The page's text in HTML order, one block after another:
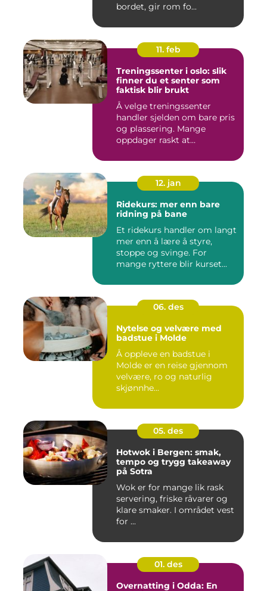
bordet, gir rom fo...
11. feb
Treningssenter i oslo: slik
finner du et senter som
faktisk blir brukt
Å velge treningssenter
handler sjelden om bare pris
og plassering. Mange
oppdager raskt at
12. jan
Ridekurs: mer enn bare
ridning på bane
Et ridekurs handler om langt
mer enn å lære å styre,
stoppe og svinge. For
mange ryttere blir kurset...
06. des
Nytelse og velvære med
badstue i Molde
Å oppleve en badstue i
Molde er en reise gjennom
velvære, ro og naturlig
skjønnhe...
05. des
Hotwok i Bergen: smak,
tempo og trygg takeaway
på Sotra
Wok er for mange lik rask
servering, friske råvarer og
klare smaker. I området vest
for ...
01. des
Overnatting i Odda: En